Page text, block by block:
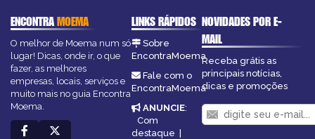
ENCONTRAMOEMA
O melhor de Moema num só
lugar! Dicas, onde ir, o que
fazer, as melhores
empresas, locais, serviços e
muito mais no guia Encontra
Moema.
LINKS RÁPIDOS
Sobre
EncontraMoema
Fale com o
EncontraMoema
ANUNCIE:
Com
destaque |
NOVIDADES POR E-
MAIL
Receba grátis as
principais notícias,
dicas e promoções